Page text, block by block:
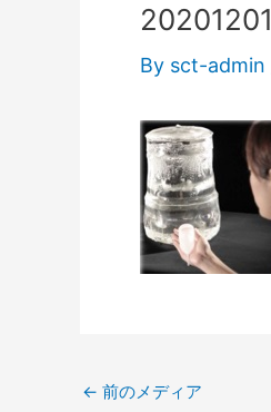
20201201
By sct-admin
← 前のメディア